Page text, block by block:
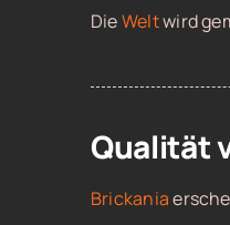
DieWeltwird
Qualität
Brickania